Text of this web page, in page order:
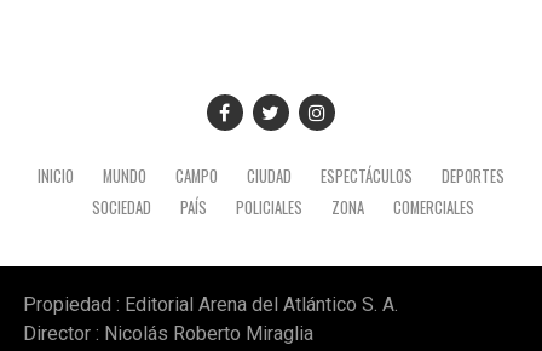
INICIO MUNDO CAMPO CIUDAD ESPECTÁCULOS
DEPORTES
SOCIEDAD
PAÍS POLICIALES ZONA COMERCIALES
Propiedad : Editorial Arena del Atlántico S. A.
Director : Nicolás Roberto Miraglia